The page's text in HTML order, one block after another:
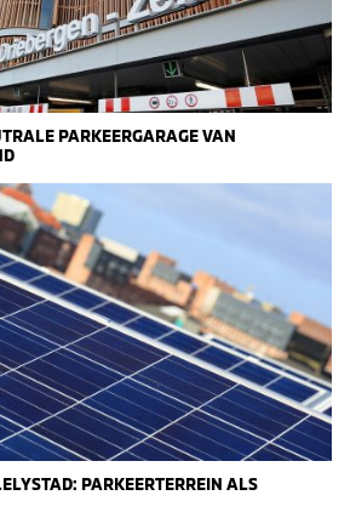
PARKEERGARAGE VAN
PARKEERTERREIN ALS